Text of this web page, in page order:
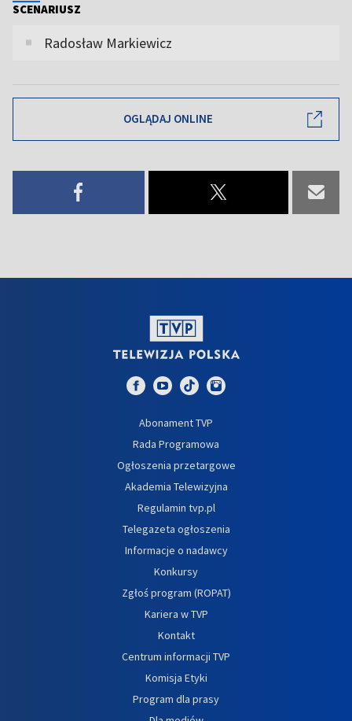
SCENARIUSZ
Radosław Markiewicz
OGLĄDAJ ONLINE
Abonament TVP
Rada Programowa
Ogłoszenia przetargowe
Akademia Telewizyjna
Regulamin tvp.pl
Telegazeta ogłoszenia
Informacje o nadawcy
Konkursy
Zgłoś program (ROPAT)
Kariera w TVP
Kontakt
Centrum informacji TVP
Komisja Etyki
Program dla prasy